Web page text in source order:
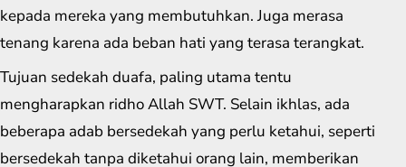
kepada mereka yang membutuhkan. Juga merasa
tenang karena ada beban hati yang terasa terangkat.
Tujuan sedekah duafa, paling utama tentu
mengharapkan ridho Allah SWT. Selain ikhlas, ada
beberapa adab bersedekah yang perlu ketahui, seperti
bersedekah tanpa diketahui orang lain, memberikan